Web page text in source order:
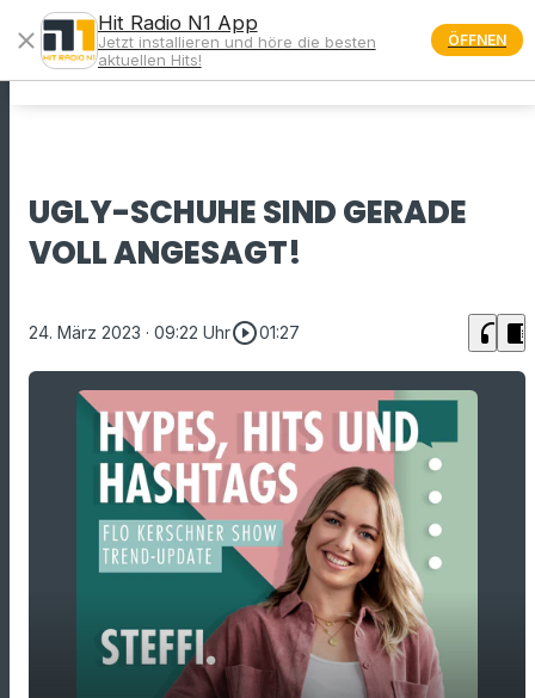
menu
UGLY-SCHUHE SIND GERADE
VOLL ANGESAGT!
24. März 2023 · 09:22 Uhrplay_circle_outline01:27 headphones chrome_reader_mode
close
Hit Radio N1 App
Jetzt installieren und höre die besten
aktuellen Hits!
ÖFFNEN